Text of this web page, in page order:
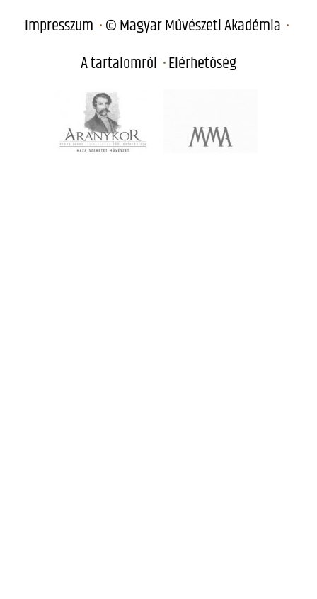
Impresszum © Magyar Művészeti Akadémia
A tartalomról Elérhetőség